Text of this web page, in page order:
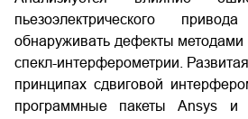
пьезоэлектрического
обнаруживать дефекты
спекл-интерферометрии.
принципах сдвиговой
программные пакеты Ansys и